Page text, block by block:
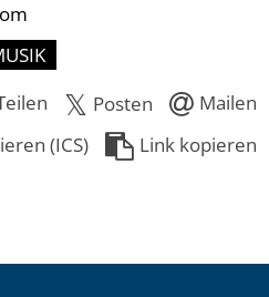
Posten
Mailen
(ICS)
Link kopieren